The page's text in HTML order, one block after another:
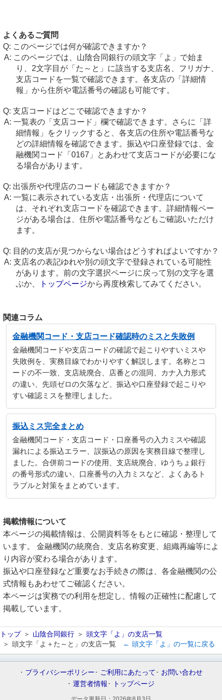
よくあるご質問
このページでは何が確認できますか？
このページでは、山陰合同銀行の頭文字「よ」で始ま
り、2文字目が「た～と」に該当する支店名、フリガナ、
支店コードを一覧で確認できます。各支店の「詳細情
報」から住所や電話番号の確認も可能です。
支店コードはどこで確認できますか？
一覧表の「支店コード」欄で確認できます。さらに「詳
細情報」をクリックすると、各支店の住所や電話番号な
どの詳細情報を確認できます。振込や口座登録では、金
融機関コード「0167」とあわせて支店コードが必要にな
る場合があります。
出張所や代理店のコードも確認できますか？
一覧に表示されている支店・出張所・代理店について
は、それぞれ支店コードを確認できます。詳細情報ペー
ジがある場合は、住所や電話番号などもご確認いただけ
ます。
目的の支店が見つからない場合はどうすればよいですか？
支店名の表記ゆれや別の頭文字で登録されている可能性
があります。前の文字選択ページに戻って別の文字を選
ぶか、
トップページから再度検索してみてください。
関連コラム
金融機関コード・支店コード確認時のミスと失敗例
金融機関コードや支店コードの確認で起こりやすいミスや
失敗例を、実務目線でわかりやすく解説します。名称とコ
ードの不一致、支店統廃合、店番との混同、カナ入力形式
の違い、先頭ゼロの欠落など、振込や口座登録で起こりや
すい確認ミスを整理しました。
振込ミス完全まとめ
金融機関コード・支店コード・口座番号の入力ミスや確認
漏れによる振込エラー、誤振込の原因を実務目線で整理し
ました。合併前コードの使用、支店統廃合、ゆうちょ銀行
の番号形式の違い、口座番号の入力ミスなど、よくあるト
ラブルと対策をまとめています。
掲載情報について
本ページの掲載情報は、公開資料等をもとに確認・整理して
います。 金融機関の統廃合、支店名称変更、組織再編等によ
り内容が変わる場合があります。
振込や口座登録など重要なお手続きの際は、各金融機関の公
式情報もあわせてご確認ください。
本ページは実務での利用を想定し、情報の正確性に配慮して
掲載しています。
トップ 山陰合同銀行
頭文字「よ」の支店一覧
頭文字「よ＋た～と」の支店一覧
← 頭文字「よ」の一覧に戻る
プライバシーポリシー ご利用にあたって
お問い合わせ
運営者情報
トップページ